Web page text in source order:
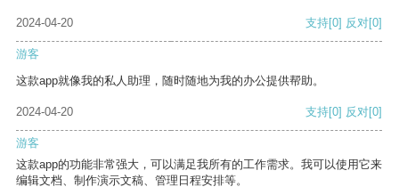
2024-04-20 支持[0] 反对[0]
游客
这款app就像我的私人助理，随时随地为我的办公提供帮助。
2024-04-20 支持[0] 反对[0]
游客
这款app的功能非常强大，可以满足我所有的工作需求。我可以使用它来
编辑文档、制作演示文稿、管理日程安排等。